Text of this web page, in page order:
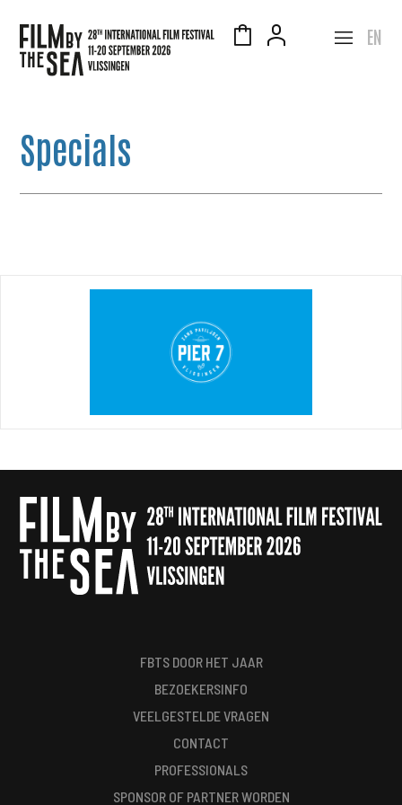
EN
Specials
FBTS DOOR HET JAAR
BEZOEKERSINFO
VEELGESTELDE VRAGEN
CONTACT
PROFESSIONALS
SPONSOR OF PARTNER WORDEN